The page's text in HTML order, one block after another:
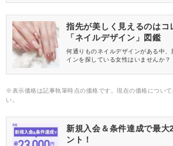
指先が美しく見えるのはコ
「ネイルデザイン」図鑑
何通りものネイルデザインがある中
インを探している女性はいませんか？
しく見せてくれる肌馴染みのいいネ
※表示価格は記事執筆時点の価格です。現在の価格について
い。
新規入会＆条件達成で最
ント！